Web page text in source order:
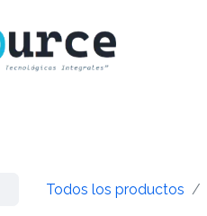
Todos los productos